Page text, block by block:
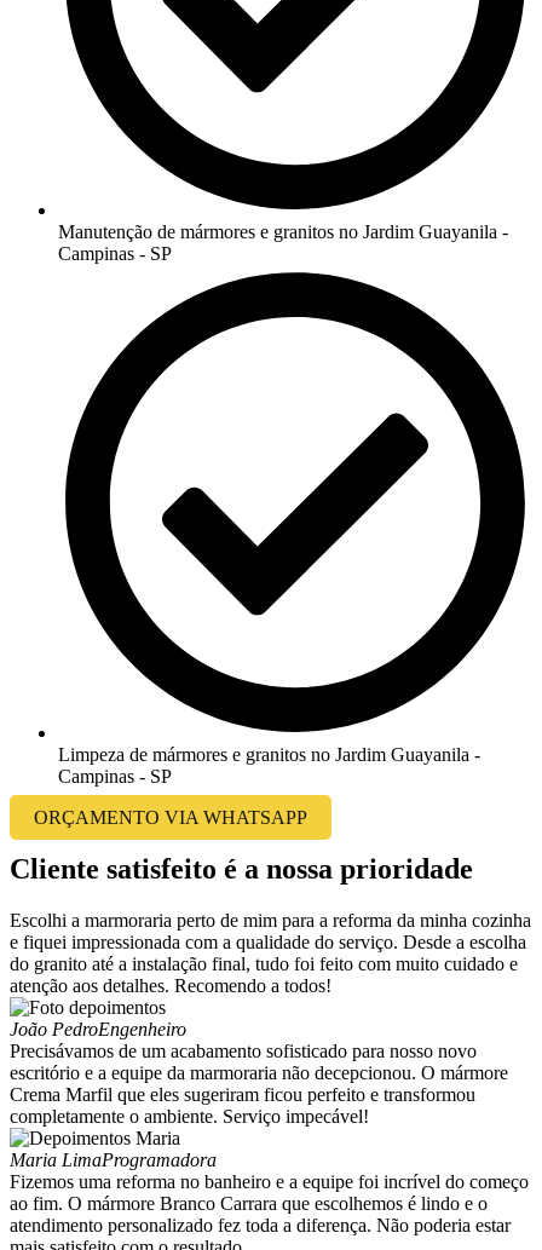
Manutenção de mármores e granitos no Jardim Guayanila -
Campinas - SP
Limpeza de mármores e granitos no Jardim Guayanila -
Campinas - SP
ORÇAMENTO VIA WHATSAPP
Cliente satisfeito é a nossa prioridade
Escolhi a marmoraria perto de mim para a reforma da minha cozinha
e fiquei impressionada com a qualidade do serviço. Desde a escolha
do granito até a instalação final, tudo foi feito com muito cuidado e
atenção aos detalhes. Recomendo a todos!
João PedroEngenheiro
Precisávamos de um acabamento sofisticado para nosso novo
escritório e a equipe da marmoraria não decepcionou. O mármore
Crema Marfil que eles sugeriram ficou perfeito e transformou
completamente o ambiente. Serviço impecável!
Maria LimaProgramadora
Fizemos uma reforma no banheiro e a equipe foi incrível do começo
ao fim. O mármore Branco Carrara que escolhemos é lindo e o
atendimento personalizado fez toda a diferença. Não poderia estar